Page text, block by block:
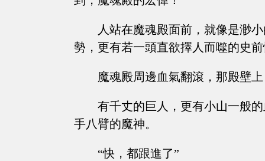
人站在魔魂殿面前，就像是渺
勢，更有若一頭直欲擇人而噬的史
魔魂殿周邊血氣翻滾，那殿壁
有千丈的巨人，更有小山一般
手八臂的魔神。
“快，都跟進了”